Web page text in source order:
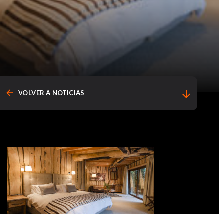
arrow_back VOLVER A NOTICIAS arrow_downward